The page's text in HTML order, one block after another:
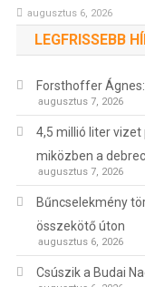
augusztus 6, 2026
LEGFRISSEBB
Forsthoffer
augusztus 7, 2026
4,5 millió liter vizet
miközben a
augusztus 7, 2026
Bűncselekmény
összekötő úton
augusztus 6, 2026
Csúszik a Budai